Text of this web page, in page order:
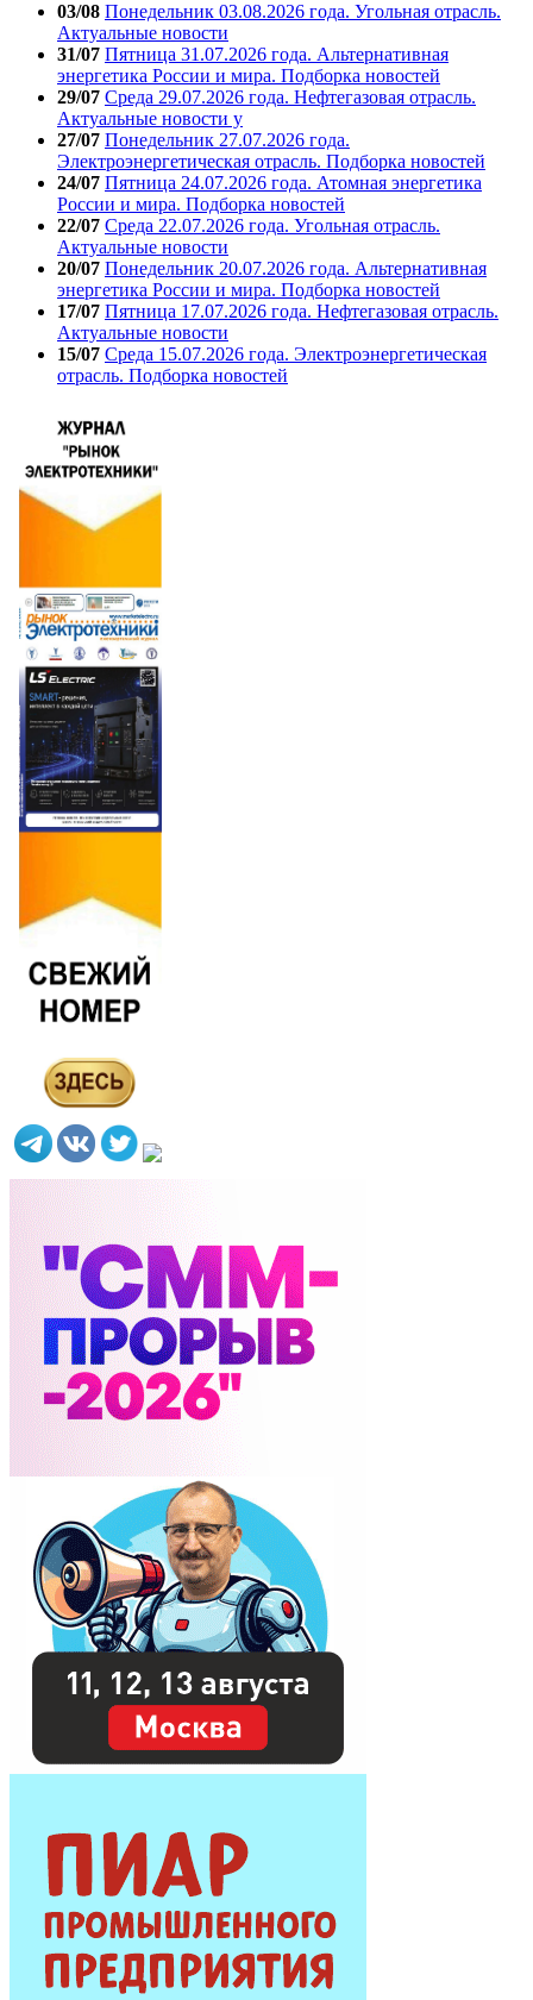
03/08 Понедельник 03.08.2026 года. Угольная отрасль.
Актуальные новости
31/07 Пятница 31.07.2026 года. Альтернативная
энергетика России и мира. Подборка новостей
29/07 Среда 29.07.2026 года. Нефтегазовая отрасль.
Актуальные новости у
27/07 Понедельник 27.07.2026 года.
Электроэнергетическая отрасль. Подборка новостей
24/07 Пятница 24.07.2026 года. Атомная энергетика
России и мира. Подборка новостей
22/07 Среда 22.07.2026 года. Угольная отрасль.
Актуальные новости
20/07 Понедельник 20.07.2026 года. Альтернативная
энергетика России и мира. Подборка новостей
17/07 Пятница 17.07.2026 года. Нефтегазовая отрасль.
Актуальные новости
15/07 Среда 15.07.2026 года. Электроэнергетическая
отрасль. Подборка новостей